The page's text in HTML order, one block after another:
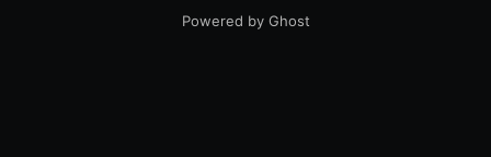
Powered by Ghost